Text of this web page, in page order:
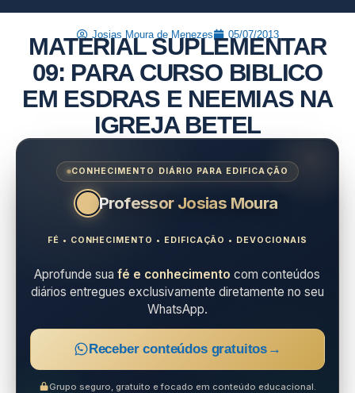
Josias Moura de Menezes 05/07/2013
MATERIAL SUPLEMENTAR
09: PARA CURSO BIBLICO
EM ESDRAS E NEEMIAS NA
IGREJA BETEL
CONHECIMENTO DIÁRIO PARA EDIFICAÇÃO
Professor Josias Moura
FÉ • CONHECIMENTO • EDIFICAÇÃO • DEVOCIONAIS
Aprofunde suafé e conhecimento com conteúdos
diários entregues exclusivamente diretamente no seu
WhatsApp.
Receber conteúdos gratuitos →
Grupo seguro, gratuito e focado em conteúdo educacional.